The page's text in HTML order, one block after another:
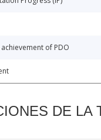
of PDO
DE LA